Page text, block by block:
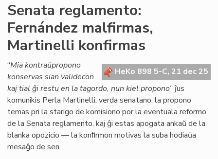
Senata reglamento:
Fernández malfirmas,
Martinelli konfirmas
HeKo 898 5-C, 21 dec 25
“Mia kontraŭpropono
konservas sian validecon
kaj tial ĝi restu en la tagordo, nun kiel propono” ĵus
komunikis Perla Martinelli, verda senatano; la propono
temas pri la starigo de komisiono por la eventuala reformo
de la Senata reglamento, kaj ĝi estas apogata ankaŭ de la
blanka opozicio — la konﬁrmon motivas la suba hodiaŭa
mesaĝo de sen.